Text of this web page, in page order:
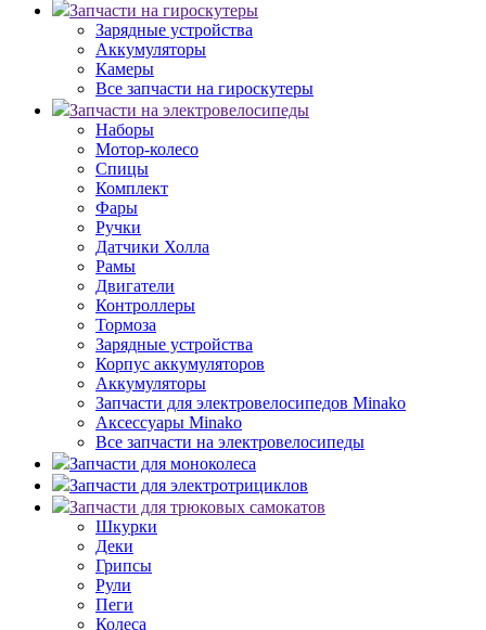
Запчасти на гироскутеры
Зарядные устройства
Аккумуляторы
Камеры
Все запчасти на гироскутеры
Запчасти на электровелосипеды
Наборы
Мотор-колесо
Спицы
Комплект
Фары
Ручки
Датчики Холла
Рамы
Двигатели
Контроллеры
Тормоза
Зарядные устройства
Корпус аккумуляторов
Аккумуляторы
Запчасти для электровелосипедов Minako
Аксессуары Minako
Все запчасти на электровелосипеды
Запчасти для моноколеса
Запчасти для электротрициклов
Запчасти для трюковых самокатов
Шкурки
Деки
Грипсы
Рули
Пеги
Колеса